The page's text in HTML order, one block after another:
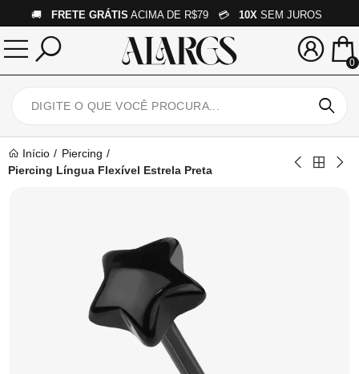
🚚 FRETE GRÁTIS ACIMA DE R$79 💳 10X SEM JUROS
0
Início
Piercing
Piercing Língua Flexível Estrela Preta